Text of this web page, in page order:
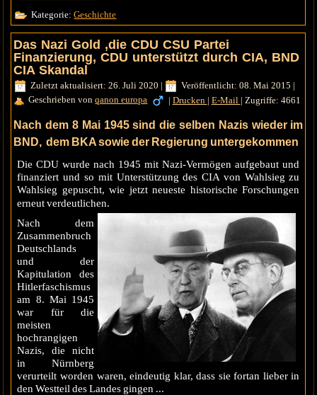
Kategorie:Geschichte
Das Nazi Gold ,die CDU CSU Partei
Finanzierung, CDU unterstützt durch CIA, BND
CIA Skandal
Zuletzt aktualisiert: 26. Juli 2020 | Veröffentlicht: 08. Mai 2015 |
Geschrieben vonqanon europa | Drucken | E-Mail | Zugriffe: 4661
Nach dem 8 Mai 1945 sind die selben Nazis wieder im
BND, dem BKA sowie der Regierung untergekommen
Die CDU wurde nach 1945 mit Nazi-Vermögen aufgebaut und
finanziert und so mit Unterstützung des CIA von Wahlsieg zu
Wahlsieg gepuscht, wie jetzt neueste historische Forschungen
erneut verdeutlichen.
Nach dem
Zusammenbruch
Deutschlands
und der
Kapitulation des
Hitlerfaschismus
am 8. Mai 1945
war für die
meisten
hochrangigen
Nazis, die nicht
in Nürnberg
verurteilt worden waren, eindeutig klar, dass sie fortan lieber in
den Westteil des Landes gingen ...